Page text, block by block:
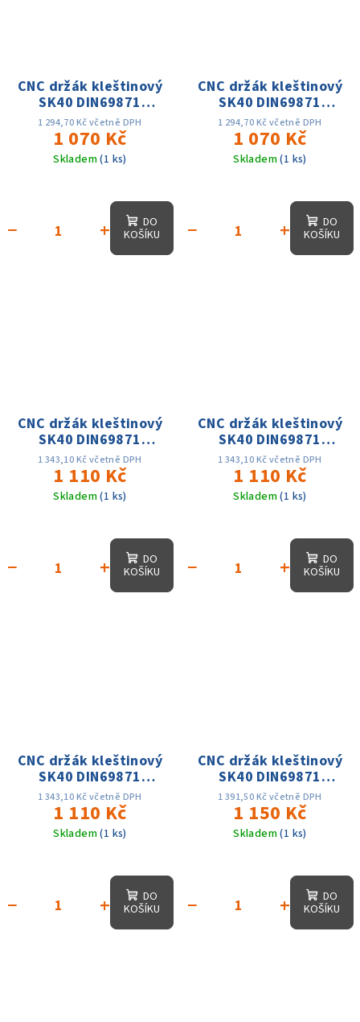
CNC držák kleštinový
SK40 DIN69871
ER32x160,D-50mm,
AD, 25 tis. otáček,
přes. 0.003
1 294,70 Kč včetně DPH
1 070 Kč
Skladem(1 ks)
+
−
DO
KOŠÍKU
CNC držák kleštinový
SK40 DIN69871
ER40x160, D-63mm,
AD, 25 tis. otáček,
přes. 0.003
1 294,70 Kč včetně DPH
1 070 Kč
Skladem(1 ks)
+
−
DO
KOŠÍKU
CNC držák kleštinový
SK40 DIN69871
ER16x160,D-22mm,
AD, 25 tis. otáček,
přes. 0.003
1 343,10 Kč včetně DPH
1 110 Kč
Skladem(1 ks)
+
−
DO
KOŠÍKU
CNC držák kleštinový
SK40 DIN69871
ER20x160,D1-28mm,
AD, 25 tis. otáček,
přes. 0.003
1 343,10 Kč včetně DPH
1 110 Kč
Skladem(1 ks)
+
−
DO
KOŠÍKU
CNC držák kleštinový
SK40 DIN69871
ER25x160,D1-35mm,
AD, 25 tis. otáček,
přes. 0.003
1 343,10 Kč včetně DPH
1 110 Kč
Skladem(1 ks)
+
−
DO
KOŠÍKU
CNC držák kleštinový
SK40 DIN69871
ER11x160,D-16mm,
AD, 25 tis. otáček,
přes. 0.003
1 391,50 Kč včetně DPH
1 150 Kč
Skladem(1 ks)
+
−
DO
KOŠÍKU